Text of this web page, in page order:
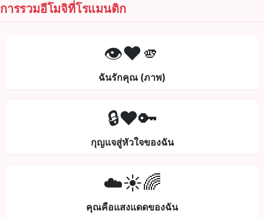
การรวมอีโมจิที่โรแมนติก
👁️❤️🫵
ฉันรักคุณ (ภาพ)
🔒❤️🔑
กุญแจสู่หัวใจของฉัน
☁️☀️🌈
คุณคือแสงแดดของฉัน